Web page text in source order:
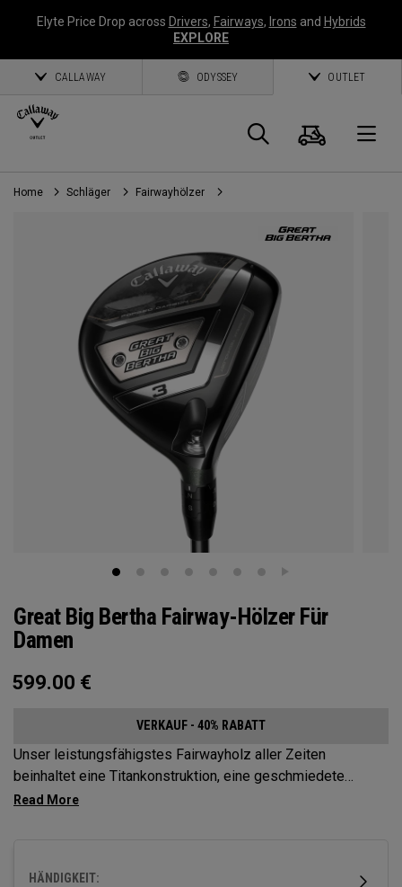
Elyte Price Drop across Drivers, Fairways, Irons and Hybrids
EXPLORE
CALLAWAY ODYSSEY OUTLET
Suche
Home Schläger Fairwayhölzer
Great Big Bertha Fairway-Hölzer Für
Damen
599.00 €
VERKAUF - 40% RABATT
Unser leistungsfähigstes Fairwayholz aller Zeiten
beinhaltet eine Titankonstruktion, eine geschmiedete
Carbon-Sohle und eine Gewichtung aus mehreren
HÄNDIGKEIT: